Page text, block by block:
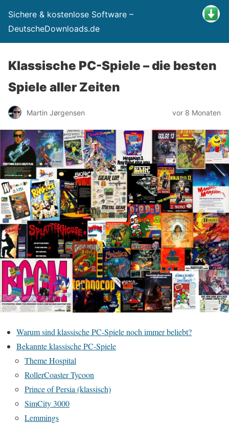
Sichere & kostenlose Software –
DeutscheDownloads.de
Klassische PC-Spiele – die besten
Spiele aller Zeiten
Martin Jørgensen vor 8 Monaten
Warum sind klassische PC-Spiele noch immer beliebt?
Bekannte klassische PC-Spiele
Theme Hospital
RollerCoaster Tycoon
Prince of Persia (klassisch)
SimCity 3000
Lemmings